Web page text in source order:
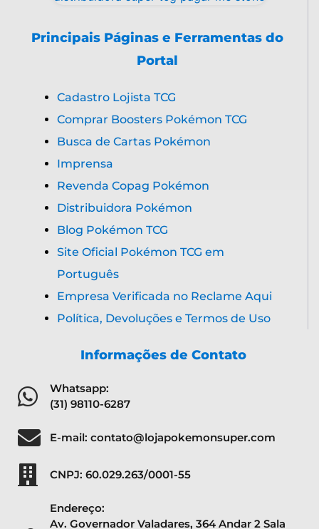
Principais Páginas e Ferramentas do
Portal
Cadastro Lojista TCG
Comprar Boosters Pokémon TCG
Busca de Cartas Pokémon
Imprensa
Revenda Copag Pokémon
Distribuidora Pokémon
Blog Pokémon TCG
Site Oficial Pokémon TCG em
Português
Empresa Verificada no Reclame Aqui
Política, Devoluções e Termos de Uso
Informações de Contato
Whatsapp:
(31) 98110-6287
E-mail: contato@lojapokemonsuper.com
CNPJ: 60.029.263/0001-55
Endereço:
Av. Governador Valadares, 364 Andar 2 Sala